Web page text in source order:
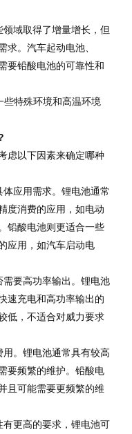
域取得了增量增长，但
求。汽车起动电池、
要铅酸电池的可靠性和
特殊环境和高温环境
以下因素来确定哪种
应用需求。锂电池通常
度消费的应用，如电动
铅酸电池则更适合一些
应用，如汽车启动电
要高功率输出。锂电池
速充电和高功率输出的
低，不适合对威力要求
。锂电池通常具有较高
要频繁的维护。铅酸电
且可能需要更频繁的维
更高的要求，锂电池可